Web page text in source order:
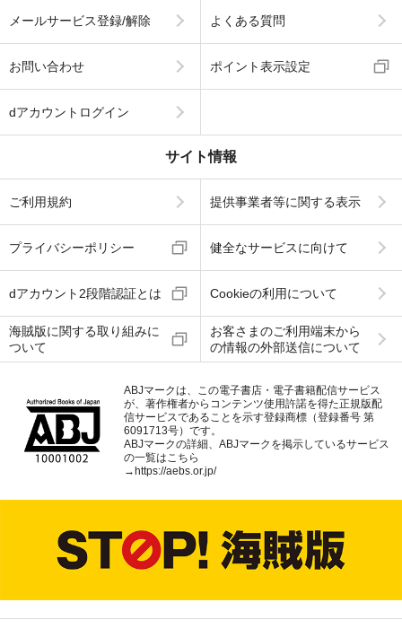
メールサービス登録/解除 よくある質問
お問い合わせ ポイント表示設定
dアカウントログイン
サイト情報
ご利用規約 提供事業者等に関する表示
プライバシーポリシー 健全なサービスに向けて
dアカウント2段階認証とは Cookieの利用について
海賊版に関する取り組みに
ついて
お客さまのご利用端末から
の情報の外部送信について
ABJマークは、この電子書店・電子書籍配信サービス
が、著作権者からコンテンツ使用許諾を得た正規版配
信サービスであることを示す登録商標（登録番号 第
6091713号）です。
ABJマークの詳細、ABJマークを掲示しているサービス
の一覧はこちら
→ https://aebs.or.jp/